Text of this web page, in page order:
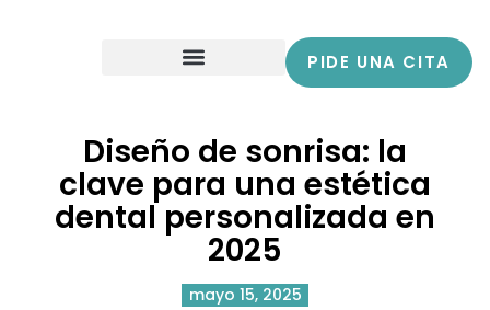
PIDE UNA CITA
Diseño de sonrisa: la
clave para una estética
dental personalizada en
2025
mayo 15, 2025